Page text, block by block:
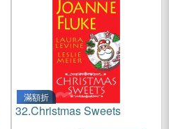
滿額折
32.Christmas Sweets